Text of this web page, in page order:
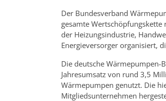
Der Bundesverband
gesamte
der Heizungsindustrie,
Energieversorger organisiert,
Die deutsche Wärmepumpen-
Jahresumsatz von rund 3,5
Wärmepumpen genutzt. Die
Mitgliedsunternehmen